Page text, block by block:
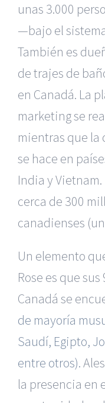
unas 3.000
—bajo el
También es
de trajes de
en Canadá. La
marketing se
mientras que la
se hace en
India y
cerca de 300
canadienses
Un elemento
Rose es que
Canadá se
de mayoría
Saudí, Egipto,
entre otros).
la presencia en